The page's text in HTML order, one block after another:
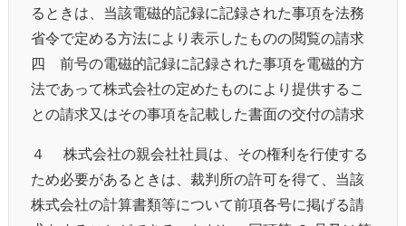
るときは、当該電磁的記録に記録された事項を法務
省令で定める方法により表示したものの閲覧の請求
四 前号の電磁的記録に記録された事項を電磁的方
法であって株式会社の定めたものにより提供するこ
との請求又はその事項を記載した書面の交付の請求
４ 株式会社の親会社社員は、その権利を行使する
ため必要があるときは、裁判所の許可を得て、当該
株式会社の計算書類等について前項各号に掲げる請